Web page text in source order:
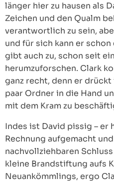
länger hier zu hausen als
Zeichen und den Qualm
verantwortlich zu sein,
und für sich kann er
gibt auch zu, schon seit
herumzuforschen. Clark
ganz recht, denn er
paar Ordner in die Hand
mit dem Kram zu
Indes ist David pissig – er
Rechnung aufgemacht
nachvollziehbaren
kleine Brandstiftung aufs
Neuankömmlings, ergo